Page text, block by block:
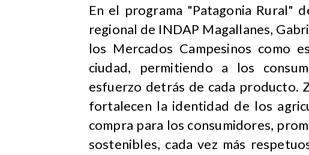
En el programa "Patagonia Rural"
regional de INDAP Magallanes,
los Mercados Campesinos como
ciudad, permitiendo a los
esfuerzo detrás de cada producto.
fortalecen la identidad de los
compra para los consumidores,
sostenibles, cada vez más